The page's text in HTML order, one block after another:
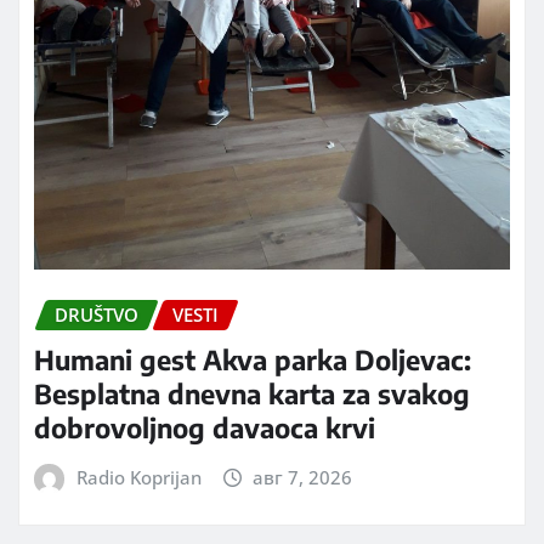
DRUŠTVO VESTI
Humani gest Akva parka Doljevac:
Besplatna dnevna karta za svakog
dobrovoljnog davaoca krvi
Radio Koprijan авг 7, 2026